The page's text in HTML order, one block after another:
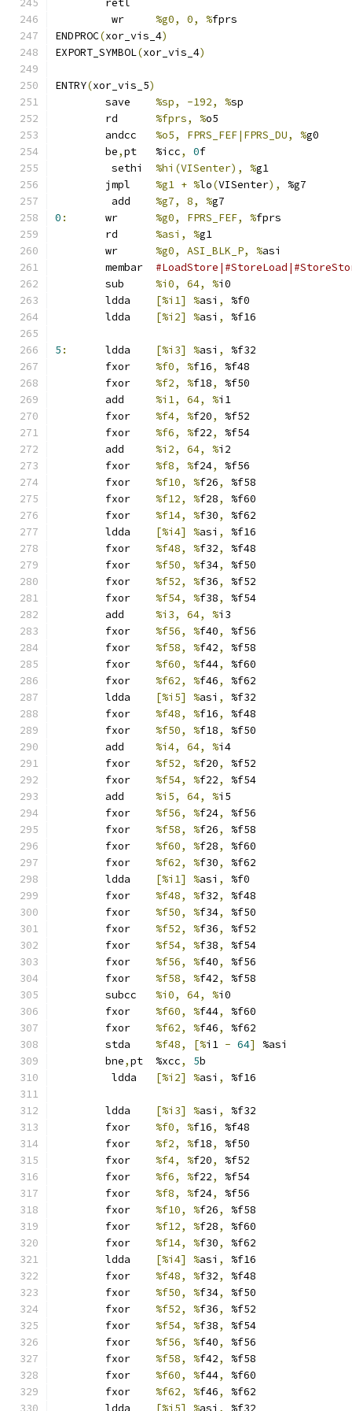
	retl
%g0, 0, %fprs
ENDPROC(xor_vis_4)
EXPORT_SYMBOL(xor_vis_4)
ENTRY(xor_vis_5)
%sp, -192, %sp
%fprs, %o5
%o5, FPRS_FEF|FPRS_DU, %g0
	be
, pt	%icc, 0f
%hi(VISenter), %g1
%g1 + %lo(VISenter),
%g7
%g7, 8, %g7
0 : %g0, FPRS_FEF, %fprs
%asi, %g1
%g0, ASI_BLK_P, %asi
%i0, 64, %i0
[%i1] %asi ,
%f0
[%i2] %asi , %f16
5 : [%i3] %asi ,
%f32
%f0, %f16,
%f48
%f2, %f18,
%f50
%i1, 64, %i1
%f4, %f20,
%f52
%f6, %f22,
%f54
%i2, 64, %i2
%f8, %f24,
%f56
%f10, %f26,
%f58
%f12, %f28,
%f60
%f14, %f30,
%f62
[%i4] %asi ,
%f16
%f48, %f32,
%f48
%f50, %f34,
%f50
%f52, %f36,
%f52
%f54, %f38,
%f54
%i3, 64, %i3
%f56, %f40,
%f56
%f58, %f42,
%f58
%f60, %f44,
%f60
%f62, %f46,
%f62
[%i5] %asi ,
%f32
%f48, %f16,
%f48
%f50, %f18,
%f50
%i4, 64, %i4
%f52, %f20,
%f52
%f54, %f22,
%f54
%i5, 64, %i5
%f56, %f24,
%f56
%f58, %f26,
%f58
%f60, %f28,
%f60
%f62, %f30,
%f62
[%i1] %asi ,
%f0
%f48, %f32,
%f48
%f50, %f34,
%f50
%f52, %f36,
%f52
%f54, %f38,
%f54
%f56, %f40,
%f56
%f58, %f42,
%f58
%i0, 64, %i0
%f60, %f44,
%f60
%f62, %f46,
%f62
%f48, [%i1 - 64]
%asi
	bne
, pt	%xcc, 5b
[%i2] %asi , %f16
[%i3] %asi ,
%f32
%f0, %f16,
%f48
%f2, %f18,
%f50
%f4, %f20,
%f52
%f6, %f22,
%f54
%f8, %f24,
%f56
%f10, %f26,
%f58
%f12, %f28,
%f60
%f14, %f30,
%f62
[%i4] %asi ,
%f16
%f48, %f32,
%f48
%f50, %f34,
%f50
%f52, %f36,
%f52
%f54, %f38,
%f54
%f56, %f40,
%f56
%f58, %f42,
%f58
%f60, %f44,
%f60
%f62, %f46,
%f62
[%i5] %asi , %f32